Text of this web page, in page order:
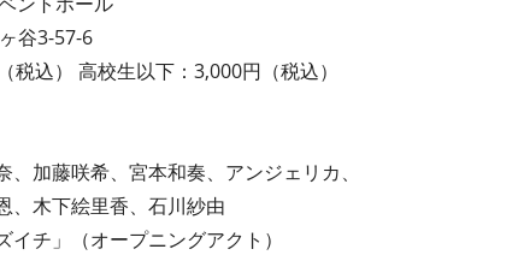
谷3-57-6
込） 高校生以下：3,000円（税込）
加藤咲希、宮本和奏、アンジェリカ、
、木下絵里香、石川紗由
チ」（オープニングアクト）